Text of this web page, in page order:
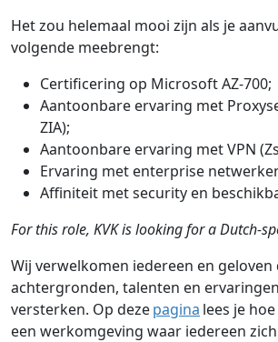
Het zou helemaal mooi zijn als je
volgende meebrengt:
Certificering op Microsoft AZ-700;
Aantoonbare ervaring met
ZIA);
Aantoonbare ervaring met VPN
Ervaring met enterprise
Affiniteit met security en
For this role, KVK is looking for a Dutch-
Wij verwelkomen iedereen en geloven
achtergronden, talenten en
versterken. Op dezepagina lees je
een werkomgeving waar iedereen